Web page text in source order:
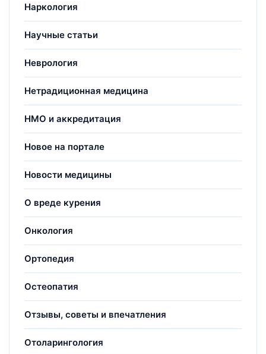
Наркология
Научные статьи
Неврология
Нетрадиционная медицина
НМО и аккредитация
Новое на портале
Новости медицины
О вреде курения
Онкология
Ортопедия
Остеопатия
Отзывы, советы и впечатления
Отоларингология